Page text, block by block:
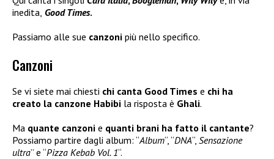
inedita, Good Times.
Passiamo alle sue canzoni più nello specifico.
Canzoni
Se vi siete mai chiesti chi canta Good Times e chi ha
creato la canzone Habibi la risposta è Ghali.
Ma quante canzoni e quanti brani ha fatto il cantante?
Possiamo partire dagli album: “Album“, “DNA“, Sensazione
ultra” e “Pizza Kebab Vol. 1“.